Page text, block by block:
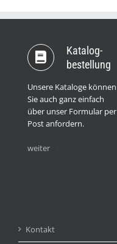
Katalog­
bestellung
Unsere Kataloge können
Sie auch ganz einfach
über unser Formular per
Post anfordern.
weiter
Kontakt